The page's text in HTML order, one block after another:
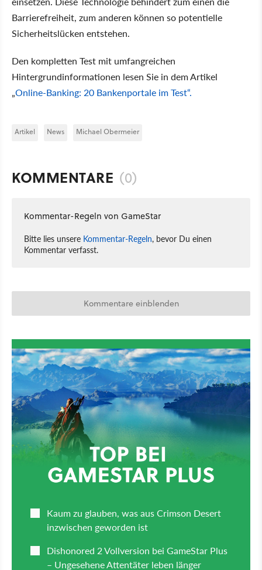
Barrierefreiheit, zum anderen können so potentielle
Sicherheitslücken entstehen.
Den kompletten Test mit umfangreichen
Hintergrundinformationen lesen Sie in dem Artikel
„Online-Banking: 20 Bankenportale im Test“.
Artikel News Michael Obermeier
KOMMENTARE (0)
Kommentar-Regeln von GameStar
Bitte lies unsere Kommentar-Regeln, bevor Du einen
Kommentar verfasst.
Kommentare einblenden